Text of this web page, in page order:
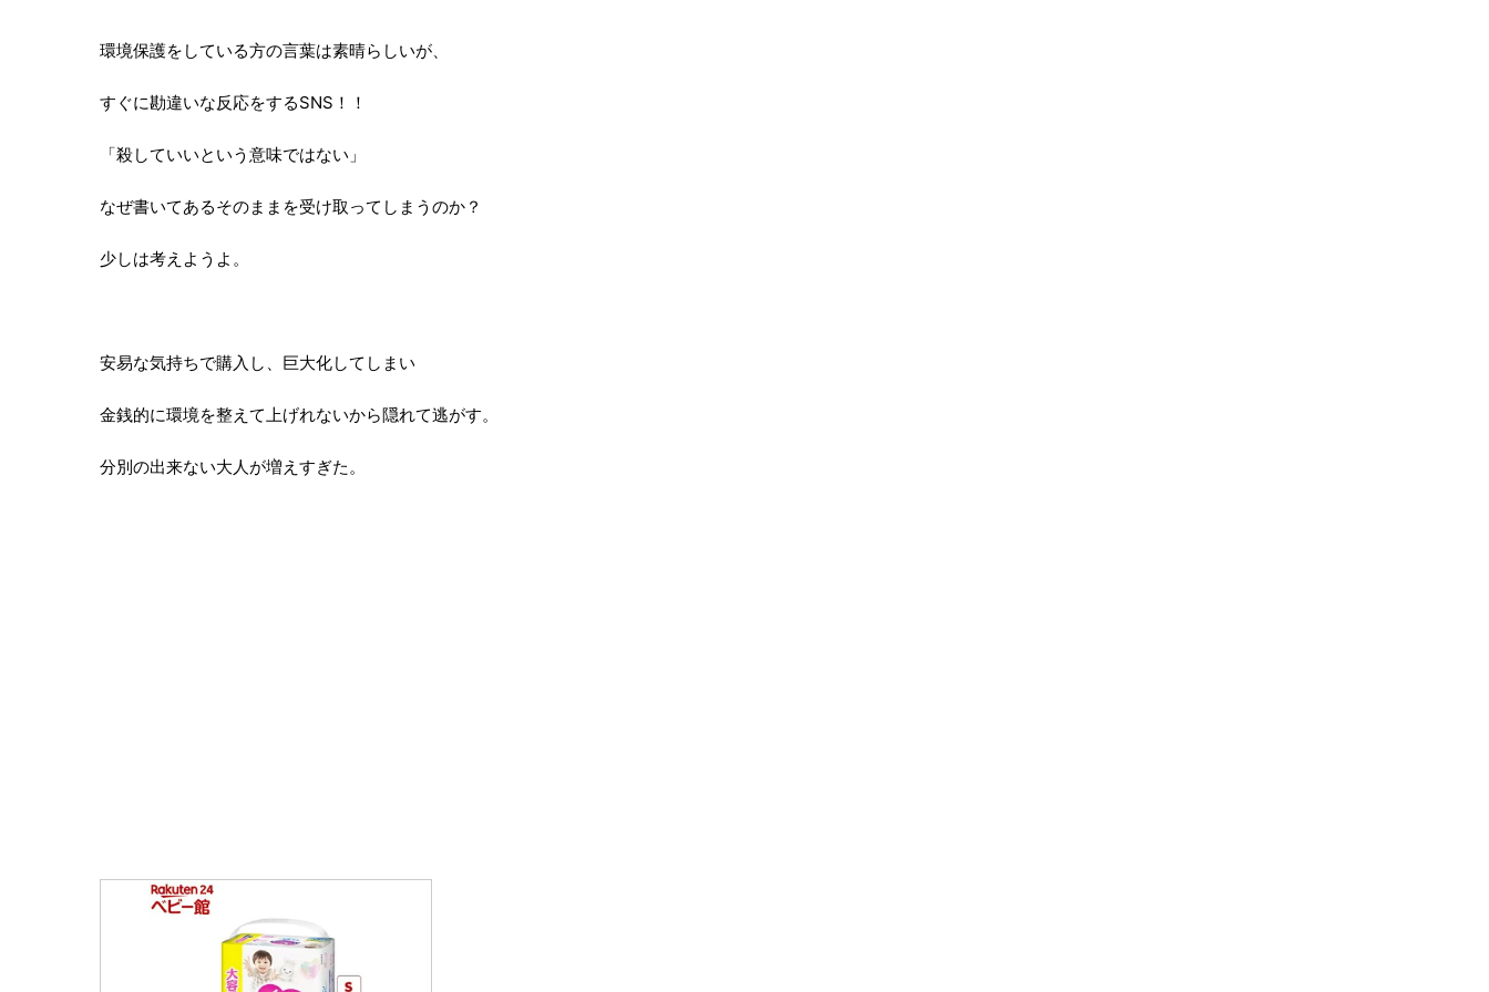
環境保護をしている方の言葉は素晴らしいが、
すぐに勘違いな反応をするSNS！！
「殺していいという意味ではない」
なぜ書いてあるそのままを受け取ってしまうのか？
少しは考えようよ。
安易な気持ちで購入し、巨大化してしまい
金銭的に環境を整えて上げれないから隠れて逃がす。
分別の出来ない大人が増えすぎた。